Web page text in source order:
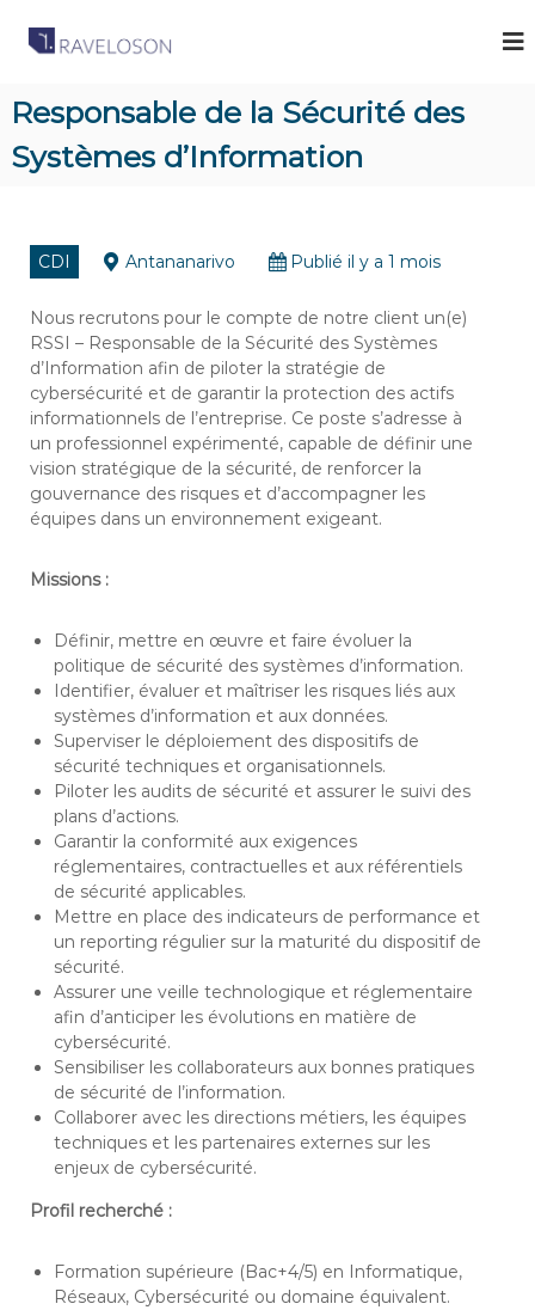
e
l
n
s
s
o
c
i
a
t
e
n
t
c
u
t
m
e
n
t
à
M
a
d
c
a
Responsable de la Sécurité des
Systèmes d’Information
CDI Antananarivo Publié il y a 1 mois
Nous recrutons pour le compte de notre client un(e)
RSSI – Responsable de la Sécurité des Systèmes
d’Information afin de piloter la stratégie de
cybersécurité et de garantir la protection des actifs
informationnels de l’entreprise. Ce poste s’adresse à
un professionnel expérimenté, capable de définir une
vision stratégique de la sécurité, de renforcer la
gouvernance des risques et d’accompagner les
équipes dans un environnement exigeant.
Missions :
Définir, mettre en œuvre et faire évoluer la
politique de sécurité des systèmes d’information.
Identifier, évaluer et maîtriser les risques liés aux
systèmes d’information et aux données.
Superviser le déploiement des dispositifs de
sécurité techniques et organisationnels.
Piloter les audits de sécurité et assurer le suivi des
plans d’actions.
Garantir la conformité aux exigences
réglementaires, contractuelles et aux référentiels
de sécurité applicables.
Mettre en place des indicateurs de performance et
un reporting régulier sur la maturité du dispositif de
sécurité.
Assurer une veille technologique et réglementaire
afin d’anticiper les évolutions en matière de
cybersécurité.
Sensibiliser les collaborateurs aux bonnes pratiques
de sécurité de l’information.
Collaborer avec les directions métiers, les équipes
techniques et les partenaires externes sur les
enjeux de cybersécurité.
Profil recherché :
Formation supérieure (Bac+4/5) en Informatique,
Réseaux, Cybersécurité ou domaine équivalent.